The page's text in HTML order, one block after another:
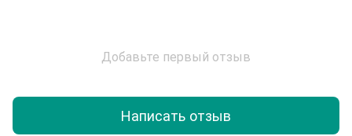
Добавьте первый отзыв
Написать отзыв